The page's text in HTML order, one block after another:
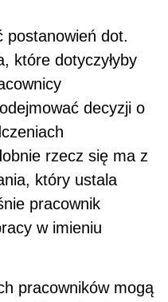
postanowień dot.
które dotyczyłyby
decyzji o
rzecz się ma z
który ustala
pracownik
w imieniu
pracowników mogą